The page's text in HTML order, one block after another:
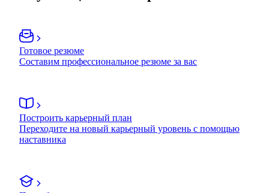
Готовое резюме
Составим профессиональное резюме за вас
Построить карьерный план
Переходите на новый карьерный уровень с помощью
наставника